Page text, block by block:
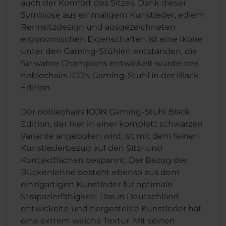
auch der Komfort des Sitzes. Dank dieser
Symbiose aus einmaligem Kunstleder, edlem
Rennsitzdesign und ausgezeichneten
ergonomischen Eigenschaften ist eine Ikone
unter den Gaming-Stühlen entstanden, die
für wahre Champions entwickelt wurde: der
noblechairs ICON Gaming-Stuhl in der Black
Edition.
Der noblechairs ICON Gaming-Stuhl Black
Edition, der hier in einer komplett schwarzen
Variante angeboten wird, ist mit dem feinen
Kunstlederbezug auf den Sitz- und
Kontaktflächen bespannt. Der Bezug der
Rückenlehne besteht ebenso aus dem
einzigartigen Kunstleder für optimale
Strapazierfähigkeit. Das in Deutschland
entwickelte und hergestellte Kunstleder hat
eine extrem weiche Textur. Mit seinen